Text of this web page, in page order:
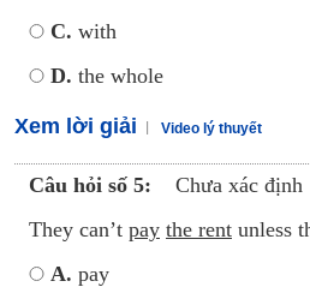
C. with
D. the whole
Xem lời giải Video lý thuyết
Câu hỏi số 5:
Chưa xác định
They can’t pay the rent unless
A. pay